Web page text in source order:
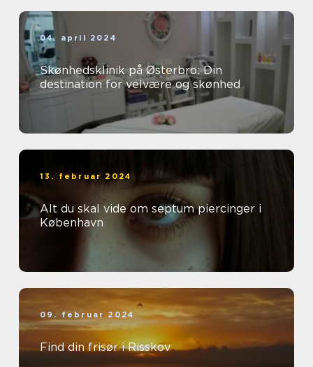
04. april 2024
Skønhedsklinik på Østerbro: Din
destination for velvære og skønhed
13. februar 2024
Alt du skal vide om septum piercinger i
København
09. februar 2024
Find din frisør i Risskov